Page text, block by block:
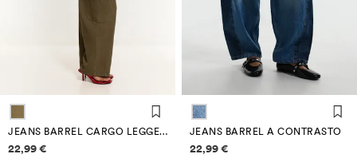
JEANS BARREL CARGO LEGGERI
Informazioni sui prezzi
22,99 €
JEANS BARREL A CONTRASTO
Informazioni sui prezzi
22,99 €